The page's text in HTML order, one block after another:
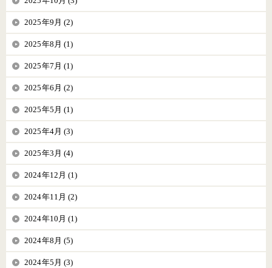
2025年9月 (2)
2025年8月 (1)
2025年7月 (1)
2025年6月 (2)
2025年5月 (1)
2025年4月 (3)
2025年3月 (4)
2024年12月 (1)
2024年11月 (2)
2024年10月 (1)
2024年8月 (5)
2024年5月 (3)